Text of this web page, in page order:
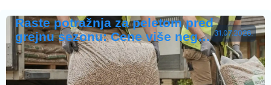
31.07.2026.
Raste potražnja za peletom pred
grejnu sezonu: Cene više neg…